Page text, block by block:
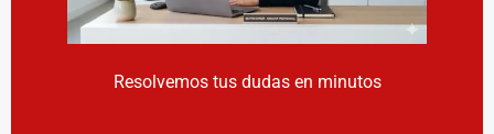
Resolvemos tus dudas en minutos